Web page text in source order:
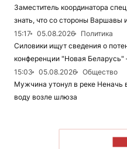
Заместитель координатора
знать, что со стороны Варшавы
15:17
05.08.2026
Политика
Силовики ищут сведения о
конференции "Новая
15:03
05.08.2026
Общество
Мужчина утонул в реке Неначь
воду возле шлюза